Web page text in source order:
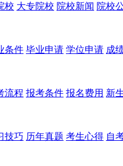
校 大专院校 院校新闻 院校
条件 毕业申请 学位申请 成
流程 报考条件 报名费用 新
技巧 历年真题 考生心得 自